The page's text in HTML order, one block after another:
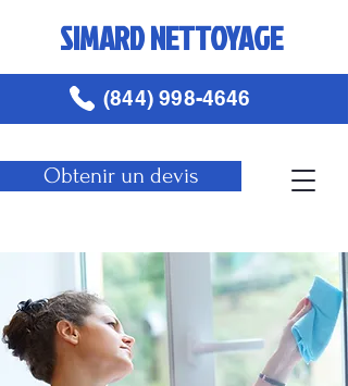
SIMARD NETTOYAGE
Obtenir un devis
(844) 998-4646